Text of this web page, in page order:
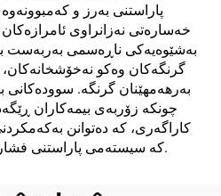
پاراستنی بەرز و
خەسارەتی نەزانراوی
بەشێوەیەکی ناڕەسمی بەربەست
گرنگەکان وەکو نەخۆشخانەکان،
بەرھەمھێنان گرنگە. سوودەکانی
چونکە زۆربەی بیمەکاران
کاراگەری، کە دەتوانن
کە سیستەمی پاراستنی فشاری کاراگەری بە تەواوی هەن.